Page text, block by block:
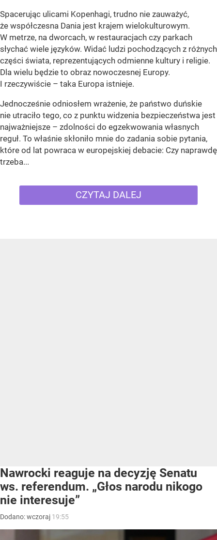
Spacerując ulicami Kopenhagi, trudno nie zauważyć,
że współczesna Dania jest krajem wielokulturowym.
W metrze, na dworcach, w restauracjach czy parkach
słychać wiele języków. Widać ludzi pochodzących z różnych
części świata, reprezentujących odmienne kultury i religie.
Dla wielu będzie to obraz nowoczesnej Europy.
I rzeczywiście – taka Europa istnieje.
Jednocześnie odniosłem wrażenie, że państwo duńskie
nie utraciło tego, co z punktu widzenia bezpieczeństwa jest
najważniejsze – zdolności do egzekwowania własnych
reguł. To właśnie skłoniło mnie do zadania sobie pytania,
które od lat powraca w europejskiej debacie: Czy naprawdę
trzeba...
CZYTAJ DALEJ
Nawrocki reaguje na decyzję Senatu
ws. referendum. „Głos narodu nikogo
nie interesuje”
Dodano:wczoraj 19:55